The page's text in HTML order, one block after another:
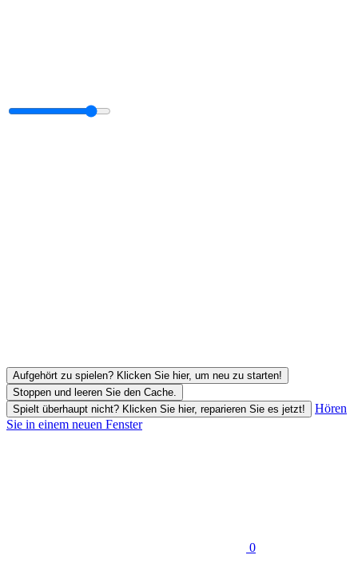
Aufgehört zu spielen? Klicken Sie hier, um neu zu starten!
Stoppen und leeren Sie den Cache.
Spielt überhaupt nicht? Klicken Sie hier, reparieren Sie es jetzt!
Hören
Sie in einem neuen Fenster
0